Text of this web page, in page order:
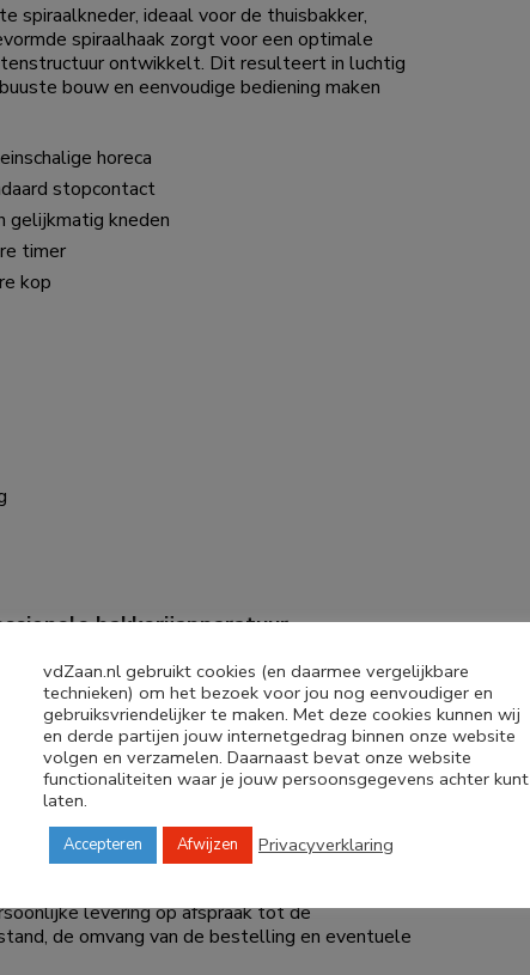
spiraalkneder, ideaal voor de thuisbakker,
spiraalhaak zorgt voor een optimale
ontwikkelt. Dit resulteert in luchtig
bouw en eenvoudige bediening maken
horeca
stopcontact
gelijkmatig kneden
timer
kop
bakkerijapparatuur
stenenvloerovens, rijskasten en RVS
Daarom kiest vdZAAN bewust voor een
pakketdienst. Zo is iedere machine
en een zorgeloze ingebruikname.
worden bekeken, vergeleken en waar
advies en een uitgebreide toelichting wordt
gekozen.
worden meegenomen. Uiteraard wordt
de ingebruikname, bediening en het
levering op afspraak tot de
de omvang van de bestelling en eventuele
vdZaan.nl gebruikt cookies (en daarmee vergelijkbare
technieken) om het bezoek voor jou nog eenvoudiger en
gebruiksvriendelijker te maken. Met deze cookies kunnen wij
en derde partijen jouw internetgedrag binnen onze website
volgen en verzamelen. Daarnaast bevat onze website
functionaliteiten waar je jouw persoonsgegevens achter kunt
laten.
Accepteren Afwijzen Privacyverklaring